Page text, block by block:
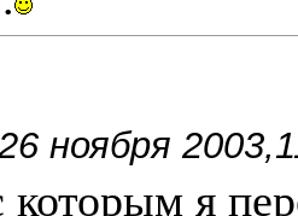
ноября
которым я